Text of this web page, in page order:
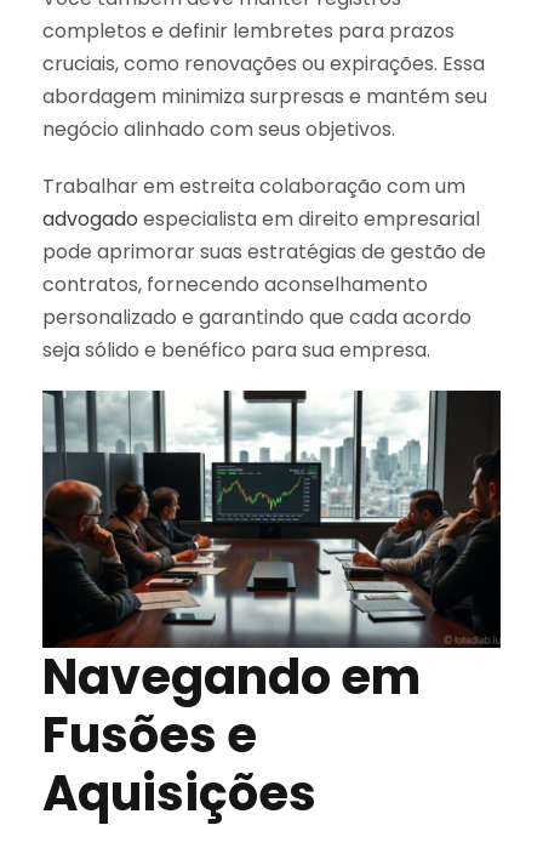
completos e definir lembretes para prazos
cruciais, como renovações ou expirações. Essa
abordagem minimiza surpresas e mantém seu
negócio alinhado com seus objetivos.
Trabalhar em estreita colaboração com um
advogado especialista em direito empresarial
pode aprimorar suas estratégias de gestão de
contratos, fornecendo aconselhamento
personalizado e garantindo que cada acordo
seja sólido e benéfico para sua empresa.
Navegando em
Fusões e
Aquisições